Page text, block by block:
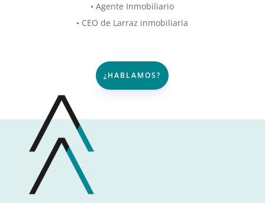
• Agente Inmobiliario
• CEO de Larraz inmobiliaria
¿HABLAMOS?